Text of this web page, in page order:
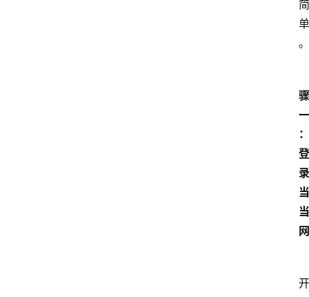
简
单
。
骤
一
：
登
录
当
当
网
开